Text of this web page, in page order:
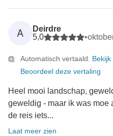
A
Deirdre
5,0
•
Automatisch vertaald.
Beoordeel deze vertaling
Heel mooi landschap,
geweldig - maar ik was moe
de reis iets...
Laat meer zien